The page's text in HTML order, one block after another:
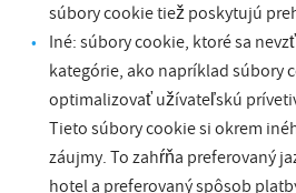
súbory cookie tiež poskytujú
Iné: súbory cookie, ktoré sa
kategórie, ako napríklad súbory
optimalizovať užívateľskú
Tieto súbory cookie si okrem
záujmy. To zahŕňa preferovaný
hotel a preferovaný spôsob